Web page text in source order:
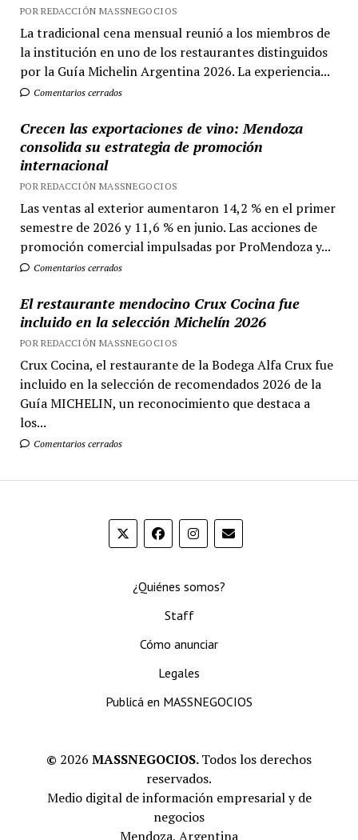
POR REDACCIÓN MASSNEGOCIOS
La tradicional cena mensual reunió a los miembros de
la institución en uno de los restaurantes distinguidos
por la Guía Michelin Argentina 2026. La experiencia...
Comentarios cerrados
Crecen las exportaciones de vino: Mendoza
consolida su estrategia de promoción
internacional
POR REDACCIÓN MASSNEGOCIOS
Las ventas al exterior aumentaron 14,2 % en el primer
semestre de 2026 y 11,6 % en junio. Las acciones de
promoción comercial impulsadas por ProMendoza y...
Comentarios cerrados
El restaurante mendocino Crux Cocina fue
incluido en la selección Michelín 2026
POR REDACCIÓN MASSNEGOCIOS
Crux Cocina, el restaurante de la Bodega Alfa Crux fue
incluido en la selección de recomendados 2026 de la
Guía MICHELIN, un reconocimiento que destaca a
los...
Comentarios cerrados
¿Quiénes somos?
Staff
Cómo anunciar
Legales
Publicá en MASSNEGOCIOS
© 2026 MASSNEGOCIOS.Todos los derechos
reservados.
Medio digital de información empresarial y de
negocios
Mendoza, Argentina